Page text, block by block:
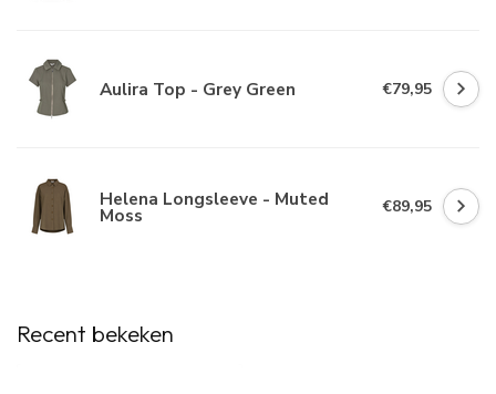
Aulira Top - Grey Green €79,95
Helena Longsleeve - Muted
Moss €89,95
Recent bekeken